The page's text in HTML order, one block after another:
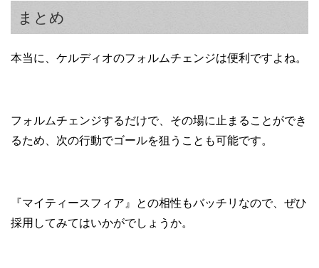
まとめ
本当に、ケルディオのフォルムチェンジは便利ですよね。
フォルムチェンジするだけで、その場に止まることができ
るため、次の行動でゴールを狙うことも可能です。
『マイティースフィア』との相性もバッチリなので、ぜひ
採用してみてはいかがでしょうか。